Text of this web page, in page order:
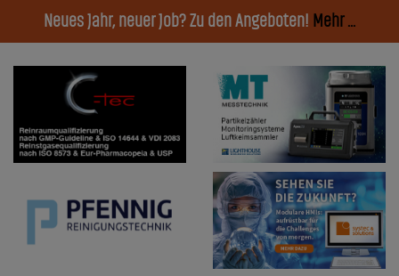
Neues Jahr, neuer Job? Zu den Angeboten! Mehr ...